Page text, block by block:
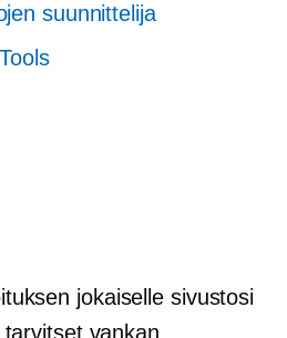
suunnittelija
jokaiselle sivustosi
vankan